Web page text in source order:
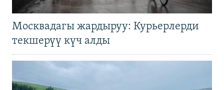
Москвадагы жардыруу: Курьерлерди
текшерүү күч алды